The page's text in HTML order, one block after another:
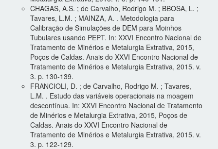
CHAGAS, A.S. ; de Carvalho, Rodrigo M. ; BBOSA, L. ;
Tavares, L.M. ; MAINZA, A. . Metodologia para
Calibração de Simulações de DEM para Moinhos
Tubulares usando PEPT. In: XXVI Encontro Nacional de
Tratamento de Minérios e Metalurgia Extrativa, 2015,
Poços de Caldas. Anais do XXVI Encontro Nacional de
Tratamento de Minérios e Metalurgia Extrativa, 2015. v.
3. p. 130-139.
FRANCIOLI, D. ; de Carvalho, Rodrigo M. ; Tavares,
L.M. . Estudo das variáveis operacionais na moagem
descontínua. In: XXVI Encontro Nacional de Tratamento
de Minérios e Metalurgia Extrativa, 2015, Poços de
Caldas. Anais do XXVI Encontro Nacional de
Tratamento de Minérios e Metalurgia Extrativa, 2015. v.
3. p. 122-129.